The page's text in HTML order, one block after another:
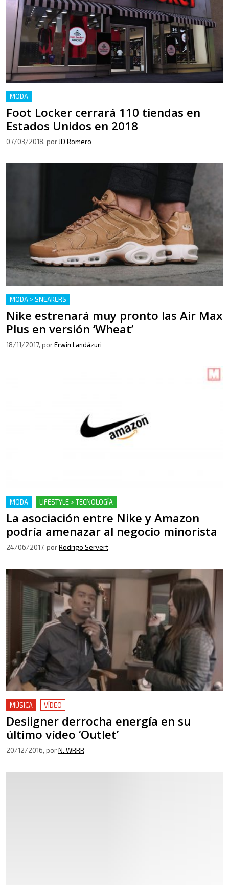
MODA
Foot Locker cerrará 110 tiendas en
Estados Unidos en 2018
07/03/2018, por JD Romero
MODA > SNEAKERS
Nike estrenará muy pronto las Air Max
Plus en versión ‘Wheat’
18/11/2017, porErwin Landázuri
MODA LIFESTYLE > TECNOLOGÍA
La asociación entre Nike y Amazon
podría amenazar al negocio minorista
24/06/2017, porRodrigo Servert
MÚSICA VÍDEO
Desiigner derrocha energía en su
último vídeo ‘Outlet’
20/12/2016, porN. WRRR